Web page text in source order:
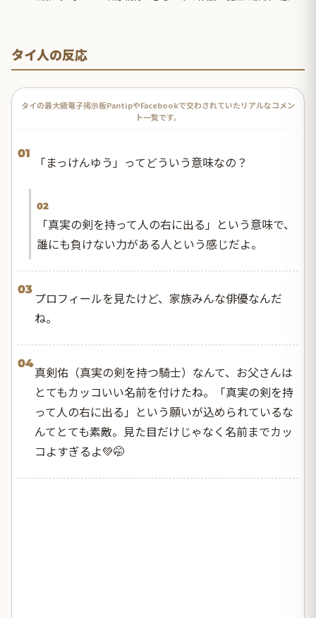
タイ人の反応
タイの最大級電子掲示板PantipやFacebookで交わされていたリアルなコメン
ト一覧です。
01
「まっけんゆう」ってどういう意味なの？
02
「真実の剣を持って人の右に出る」という意味で、
誰にも負けない力がある人という感じだよ。
03
プロフィールを見たけど、家族みんな俳優なんだ
ね。
04
真剣佑（真実の剣を持つ騎士）なんて、お父さんは
とてもカッコいい名前を付けたね。「真実の剣を持
って人の右に出る」という願いが込められているな
んてとても素敵。見た目だけじゃなく名前までカッ
コよすぎるよ💚🤭